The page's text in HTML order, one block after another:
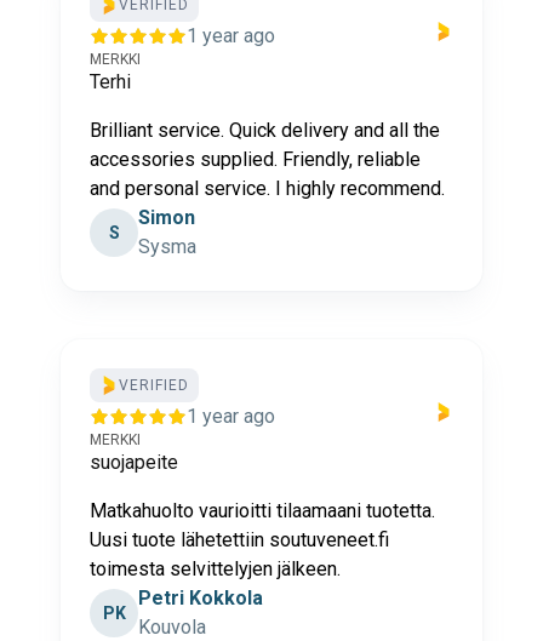
VERIFIED
1 year ago
MERKKI
Terhi
Brilliant service. Quick delivery and all the
accessories supplied. Friendly, reliable
and personal service. I highly recommend.
S
Simon
Sysma
VERIFIED
1 year ago
MERKKI
suojapeite
Matkahuolto vaurioitti tilaamaani tuotetta.
Uusi tuote lähetettiin soutuveneet.fi
toimesta selvittelyjen jälkeen.
PK
Petri Kokkola
Kouvola